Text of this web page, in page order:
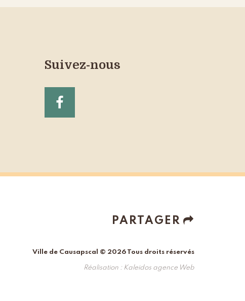
Suivez-nous
PARTAGER
Ville de Causapscal © 2026 Tous droits réservés
Réalisation : Kaleidos agence Web